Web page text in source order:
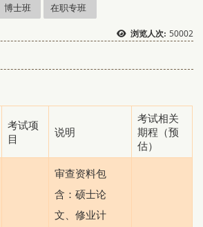
博士班 在职专班
浏览人次: 50002
考试项
目
说明
考试相关
期程（预
估）
审查资料包
含：硕士论
文、修业计